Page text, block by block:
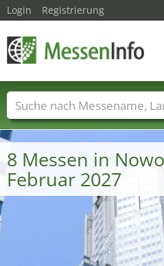
8 Messen in
Februar 2027
Login Registrierung
Messenamen Länder
Dienstleisterbranchen